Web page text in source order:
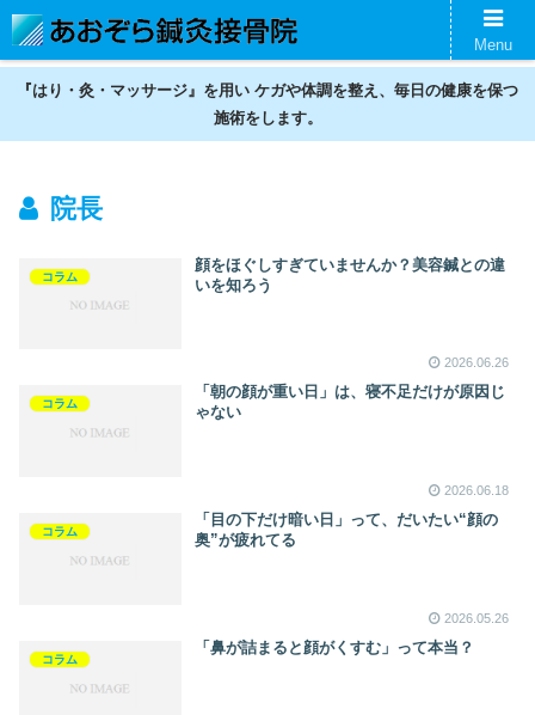
名古屋の鍼灸接骨院。神経痛、スポーツ傷害、美容鍼、ギックリ腰などの不調
を整えます。
『はり・灸・マッサージ』を用い ケガや体調を整え、毎日の健康を保つ
施術をします。
院長
コラム
顔をほぐしすぎていませんか？美容鍼との違
いを知ろう
2026.06.26
コラム
「朝の顔が重い日」は、寝不足だけが原因じ
ゃない
2026.06.18
コラム
「目の下だけ暗い日」って、だいたい“顔の
奥”が疲れてる
2026.05.26
コラム
「鼻が詰まると顔がくすむ」って本当？
Menu